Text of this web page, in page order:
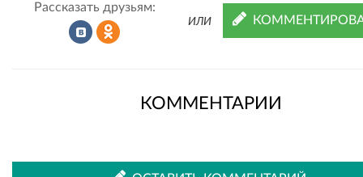
Рассказать друзьям:
ИЛИ
КОММЕНТАРИИ